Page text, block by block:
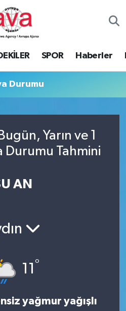
SPOR Haberler
Durumu
Yarın ve 1
Durumu Tahmini
AN
11°
yağmur yağışlı
ve Fikstür